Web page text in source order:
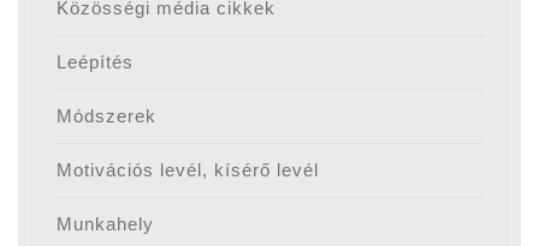
Közösségi média cikkek
Leépítés
Módszerek
Motivációs levél, kísérő levél
Munkahely